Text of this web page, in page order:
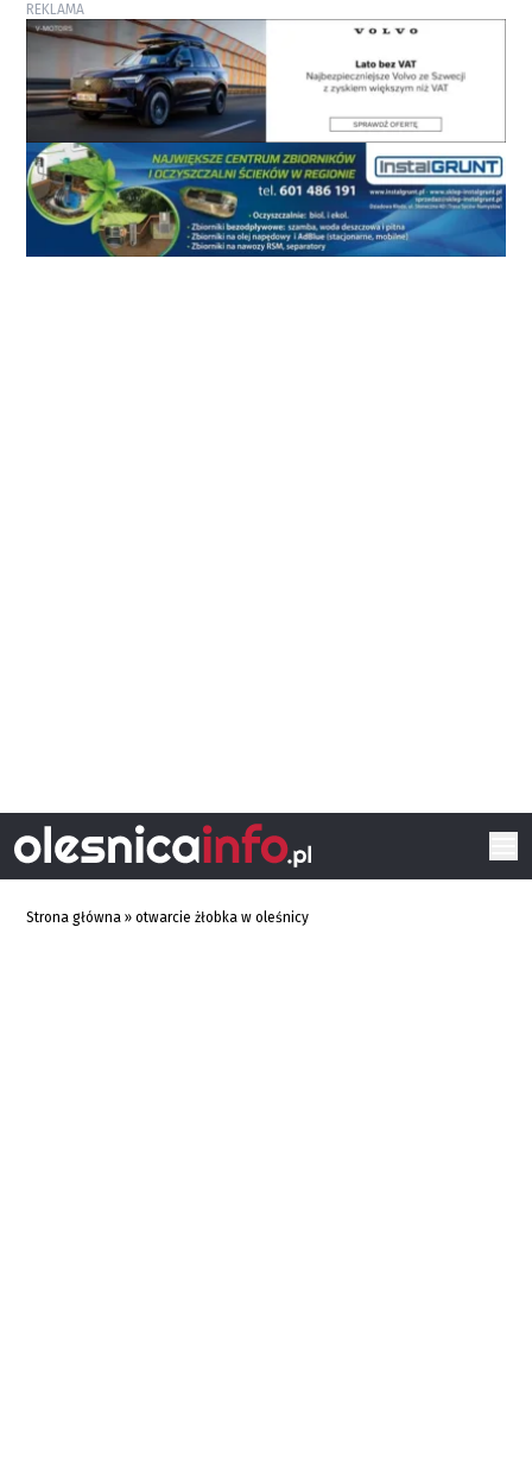
REKLAMA
Strona główna »otwarcie żłobka w oleśnicy